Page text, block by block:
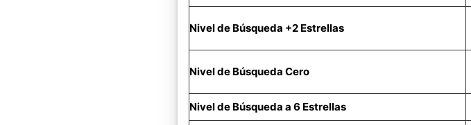
Nivel de Búsqueda +2 Estrellas
Nivel de Búsqueda Cero
Nivel de Búsqueda a 6 Estrellas